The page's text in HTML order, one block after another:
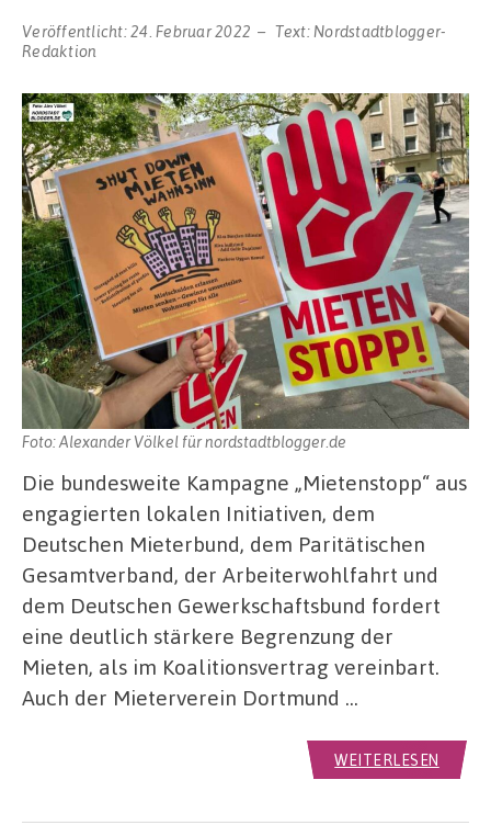
Veröffentlicht:24. Februar 2022 Text: Nordstadtblogger-
Redaktion
Foto: Alexander Völkel für nordstadtblogger.de
Die bundesweite Kampagne „Mietenstopp“ aus
engagierten lokalen Initiativen, dem
Deutschen Mieterbund, dem Paritätischen
Gesamtverband, der Arbeiterwohlfahrt und
dem Deutschen Gewerkschaftsbund fordert
eine deutlich stärkere Begrenzung der
Mieten, als im Koalitionsvertrag vereinbart.
Auch der Mieterverein Dortmund …
WEITERLESEN